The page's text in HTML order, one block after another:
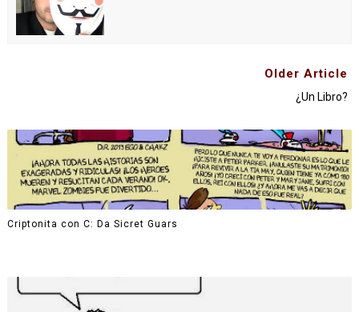
Older Article
¿Un Libro?
Criptonita con C: Da Sicret Guars